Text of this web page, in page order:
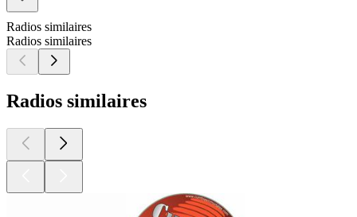
Radios similaires
Radios similaires
Radios similaires